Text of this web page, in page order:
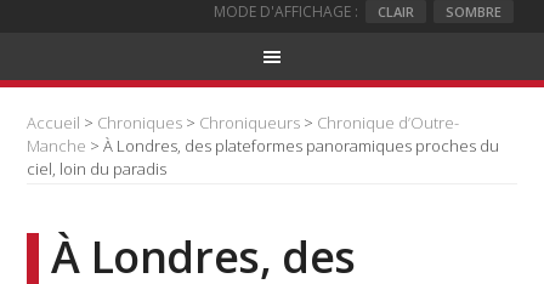
MODE D'AFFICHAGE : CLAIR SOMBRE
Accueil > Chroniques > Chroniqueurs > Chronique d’Outre-
Manche > À Londres, des plateformes panoramiques proches du
ciel, loin du paradis
À Londres, des